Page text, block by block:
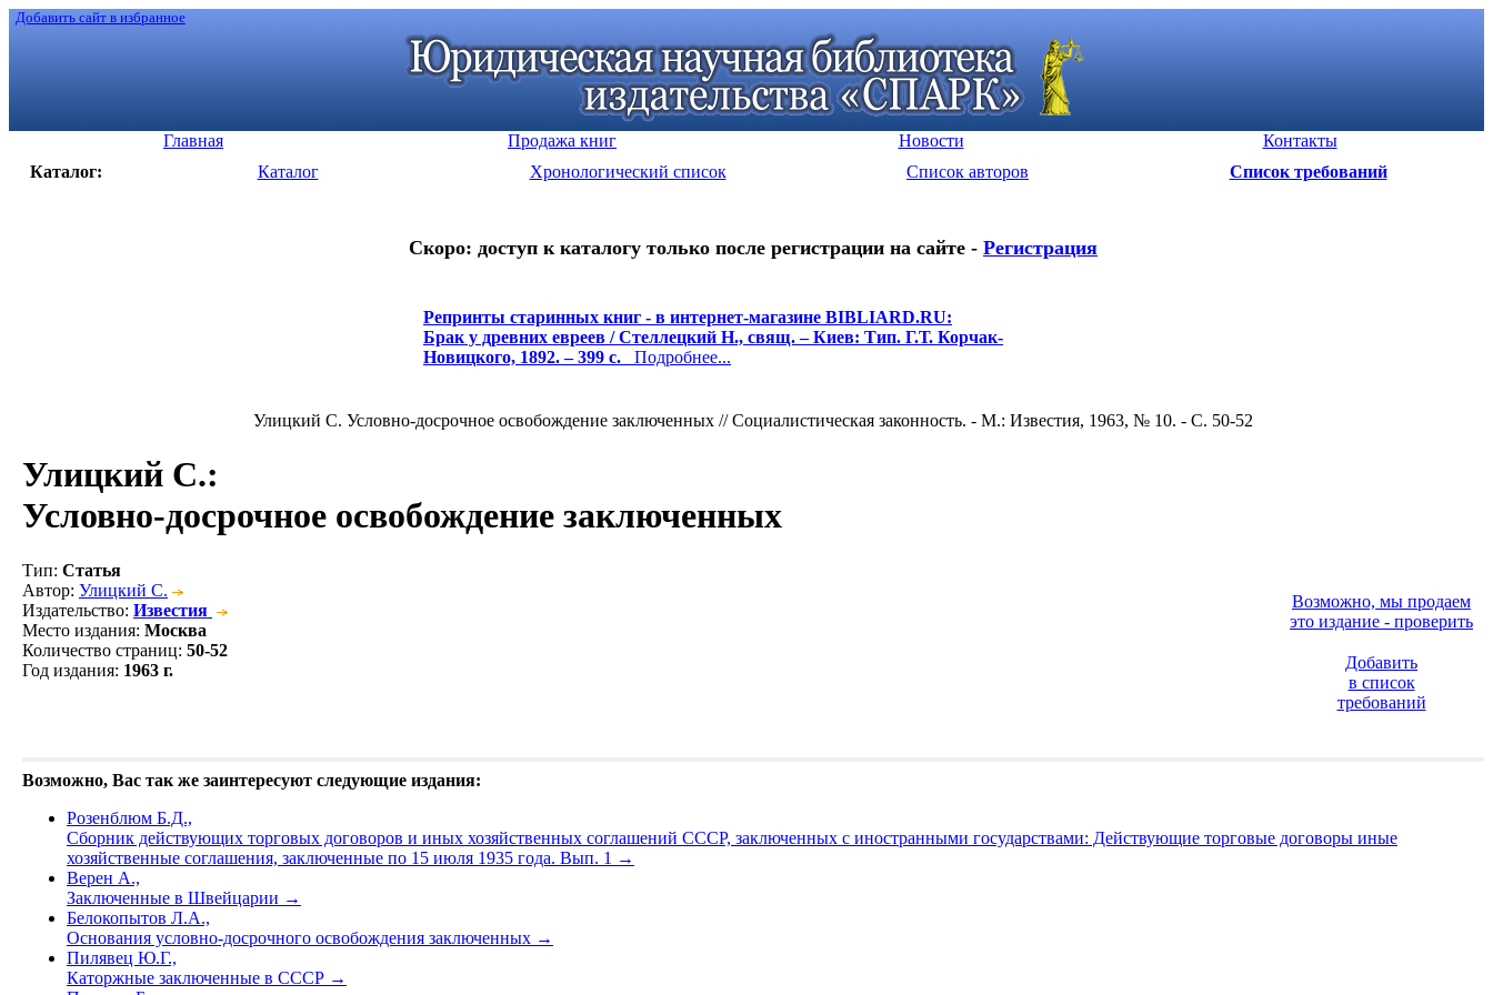
Добавить сайт в избранное
Главная Продажа книг Новости
Контакты
Каталог:
Каталог Хронологический список Список авторов Список требований
Скоро: доступ к каталогу только после регистрации на сайте - Регистрация
Репринты старинных книг - в интернет-магазине BIBLIARD.RU:
Брак у древних евреев / Стеллецкий Н., свящ. – Киев: Тип. Г.Т. Корчак-
Новицкого, 1892. – 399 с. Подробнее...
Улицкий С. Условно-досрочное освобождение заключенных // Социалистическая законность. - М.: Известия, 1963, № 10. - С. 50-52
Улицкий С.:
Условно-досрочное освобождение заключенных
Тип: Статья
Автор: Улицкий С.
Издательство: Известия
Место издания: Москва
Количество страниц: 50-52
Год издания: 1963 г.
Возможно, мы продаем
это издание - проверить
Добавить
в список
требований
Возможно, Вас так же заинтересуют следующие издания:
Розенблюм Б.Д.,
Сборник действующих торговых договоров и иных хозяйственных соглашений СССР, заключенных с иностранными государствами: Действующие торговые договоры иные
хозяйственные соглашения, заключенные по 15 июля 1935 года. Вып. 1 →
Верен А.,
Заключенные в Швейцарии →
Белокопытов Л.А.,
Основания условно-досрочного освобождения заключенных →
Пилявец Ю.Г.,
Каторжные заключенные в СССР →